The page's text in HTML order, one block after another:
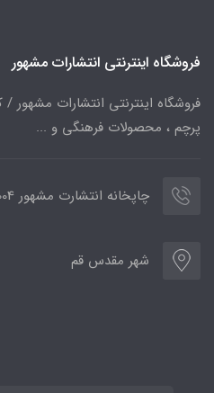
فروشگاه اینترنتی انتشارات مشهور
فروشگاه اینترنتی انتشارات مشهور
پرچم ، محصولات فرهنگی و ...
چاپخانه انتشارت مشهور 09386774004
شهر مقدس قم